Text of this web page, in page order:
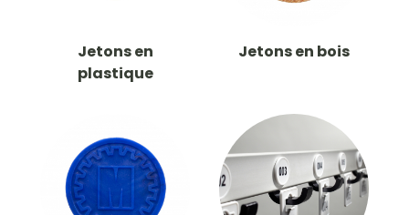
Jetons en
plastique
Jetons en bois